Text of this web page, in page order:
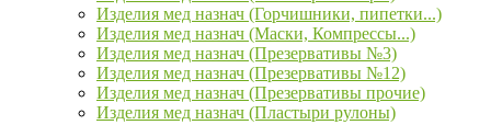
Изделия мед назнач (Горчишники, пипетки...)
Изделия мед назнач (Маски, Компрессы...)
Изделия мед назнач (Презервативы №3)
Изделия мед назнач (Презервативы №12)
Изделия мед назнач (Презервативы прочие)
Изделия мед назнач (Пластыри рулоны)